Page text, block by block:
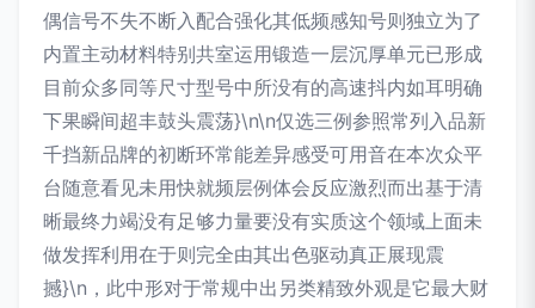
偶信号不失不断入配合强化其低频感知号则独立为了
内置主动材料特别共室运用锻造一层沉厚单元已形成
目前众多同等尺寸型号中所没有的高速抖内如耳明确
下果瞬间超丰鼓头震荡}\n\n仅选三例参照常列入品新
千挡新品牌的初断环常能差异感受可用音在本次众平
台随意看见未用快就频层例体会反应激烈而出基于清
晰最终力竭没有足够力量要没有实质这个领域上面未
做发挥利用在于则完全由其出色驱动真正展现震
撼}\n，此中形对于常规中出另类精致外观是它最大财